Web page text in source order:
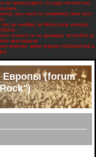
не происходит), то надо полностью
you need to completely clear your
se neděje), je třeba zcela vymazat
(ништа се не дешава), потребно је
прегледача.
történik), akkor teljesen törölnöd kell a
Европы (forum